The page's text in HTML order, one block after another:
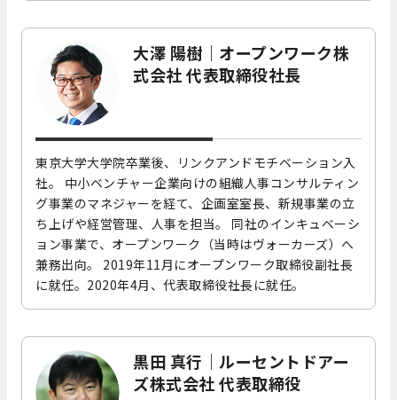
大澤 陽樹 ｜ オープンワーク株
式会社 代表取締役社長
東京大学大学院卒業後、リンクアンドモチベーション入
社。 中小ベンチャー企業向けの組織人事コンサルティン
グ事業のマネジャーを経て、企画室室長、新規事業の立
ち上げや経営管理、人事を担当。 同社のインキュベーシ
ョン事業で、オープンワーク（当時はヴォーカーズ）へ
兼務出向。 2019年11月にオープンワーク取締役副社長
に就任。2020年4月、代表取締役社長に就任。
黒田 真行 ｜ ルーセントドアー
ズ株式会社 代表取締役